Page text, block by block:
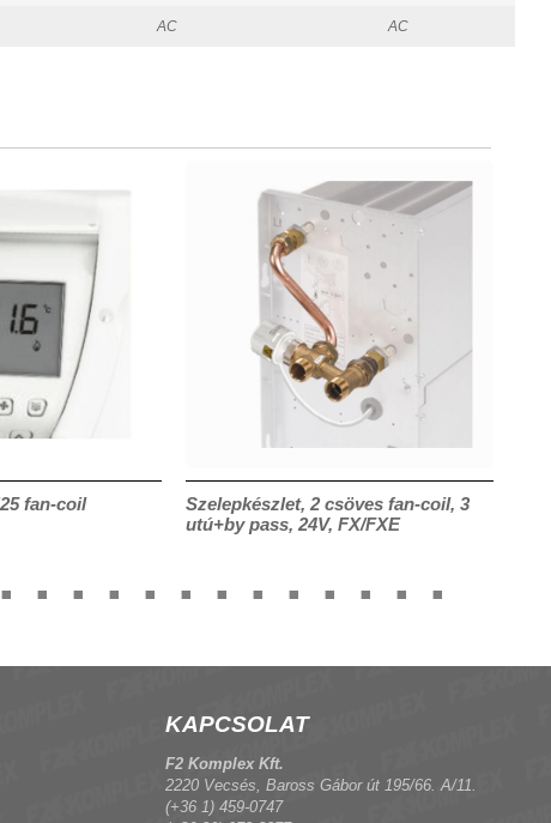
AC AC
fan-coil
Szelepkészlet, 2 csöves fan-coil, 3
utú+by pass, 24V, FX/FXE
KAPCSOLAT
F2 Komplex Kft.
2220 Vecsés, Baross Gábor út 195/66. A/11.
(+36 1) 459-0747